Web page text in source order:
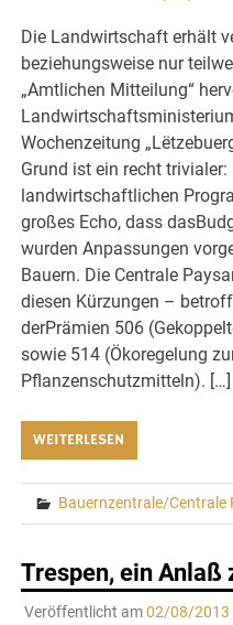
Die Landwirtschaft erhält
beziehungsweise nur
„Amtlichen Mitteilung“
Wochenzeitung
Grund ist ein recht
landwirtschaftlichen
großes Echo, dass
wurden Anpassungen
Bauern. Die Centrale
diesen Kürzungen –
derPrämien 506
sowie 514 (Ökoregelung
Pflanzenschutzmitteln). […]
WEITERLESEN
Bauernzentrale/Centrale
Trespen, ein Anlaß
Veröffentlicht am02/08/2013